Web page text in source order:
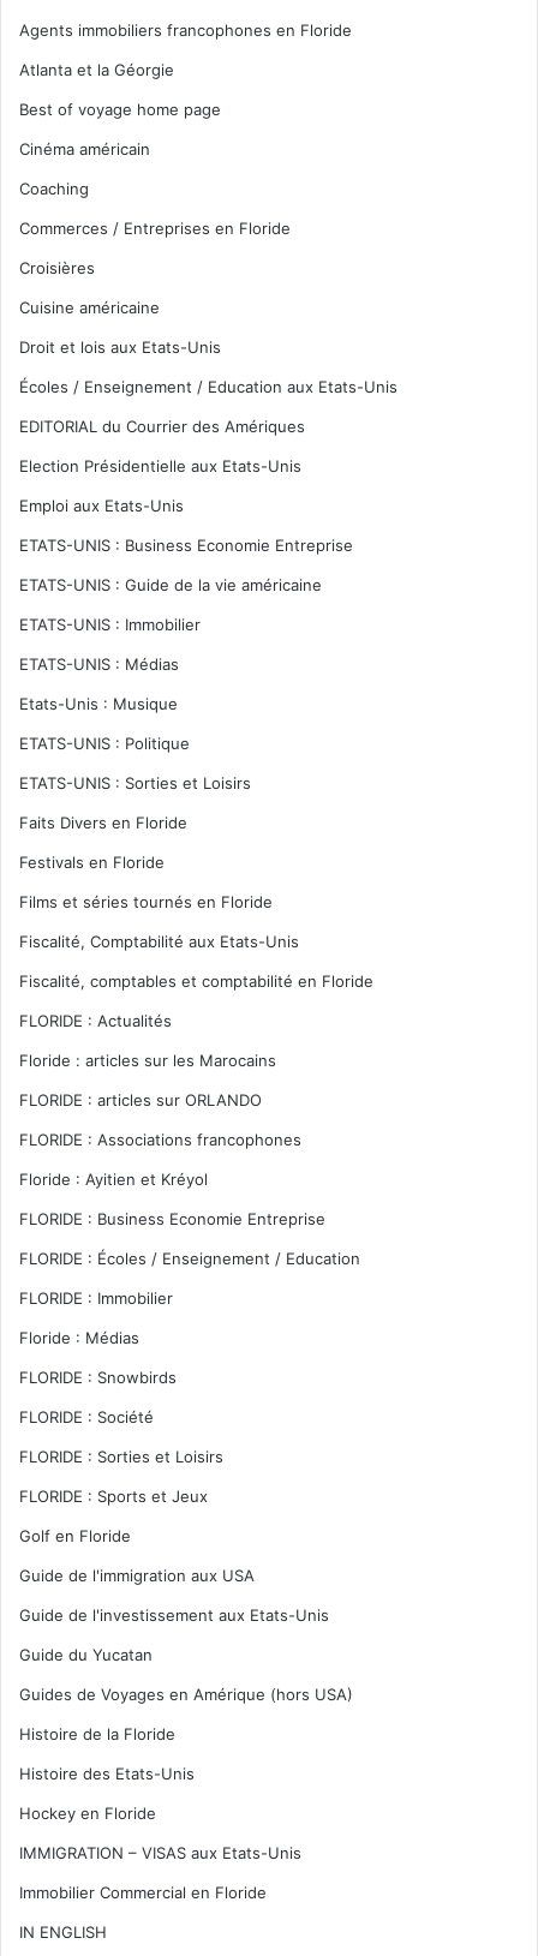
Agents immobiliers francophones en Floride
Atlanta et la Géorgie
Best of voyage home page
Cinéma américain
Coaching
Commerces / Entreprises en Floride
Croisières
Cuisine américaine
Droit et lois aux Etats-Unis
Écoles / Enseignement / Education aux Etats-Unis
EDITORIAL du Courrier des Amériques
Election Présidentielle aux Etats-Unis
Emploi aux Etats-Unis
ETATS-UNIS : Business Economie Entreprise
ETATS-UNIS : Guide de la vie américaine
ETATS-UNIS : Immobilier
ETATS-UNIS : Médias
Etats-Unis : Musique
ETATS-UNIS : Politique
ETATS-UNIS : Sorties et Loisirs
Faits Divers en Floride
Festivals en Floride
Films et séries tournés en Floride
Fiscalité, Comptabilité aux Etats-Unis
Fiscalité, comptables et comptabilité en Floride
FLORIDE : Actualités
Floride : articles sur les Marocains
FLORIDE : articles sur ORLANDO
FLORIDE : Associations francophones
Floride : Ayitien et Kréyol
FLORIDE : Business Economie Entreprise
FLORIDE : Écoles / Enseignement / Education
FLORIDE : Immobilier
Floride : Médias
FLORIDE : Snowbirds
FLORIDE : Société
FLORIDE : Sorties et Loisirs
FLORIDE : Sports et Jeux
Golf en Floride
Guide de l'immigration aux USA
Guide de l'investissement aux Etats-Unis
Guide du Yucatan
Guides de Voyages en Amérique (hors USA)
Histoire de la Floride
Histoire des Etats-Unis
Hockey en Floride
IMMIGRATION – VISAS aux Etats-Unis
Immobilier Commercial en Floride
IN ENGLISH